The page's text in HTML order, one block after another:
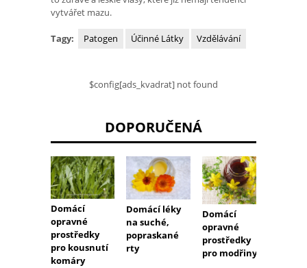
vytvářet mazu.
Tagy: Patogen Účinné Látky Vzdělávání
$config[ads_kvadrat] not found
DOPORUČENÁ
Domácí
opravné
prostředky
pro kousnutí
komáry
Domácí léky
na suché,
popraskané
rty
Domácí
opravné
prostředky
pro modřiny